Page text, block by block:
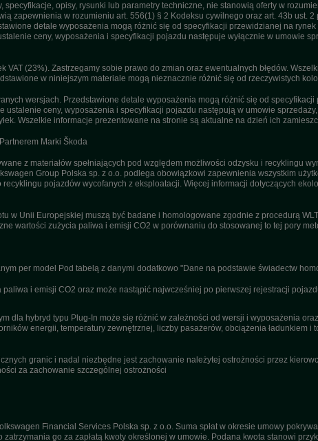
opisy, rysunki lub parametry techniczne, nie stanowią oferty w
zapewnienia w rozumieniu art. 556(1) § 2 Kodeksu cywilnego oraz art. 43b ust.
detale wyposażenia mogą różnić się od specyfikacji przewidzianej na
ceny, wyposażenia i specyfikacji pojazdu następuje wyłącznie w umowie
(23%). Zastrzegamy sobie prawo do zmian oraz ewentualnych błędów.
w niniejszym materiale mogą nieznacznie różnić się od rzeczywistych
wersjach. Przedstawione detale wyposażenia mogą różnić się od
ustalenie ceny, wyposażenia i specyfikacji pojazdu następują w umowie
Wszelkie informacje prezentowane na stronie są aktualne na dzień ich
Marki Škoda
z materiałów spełniających pod względem możliwości odzysku i recyklingu
Group Polska sp. z o.o. podlega obowiązkowi zapewnienia wszystkim
pojazdów wycofanych z eksploatacji. Więcej informacji dotyczących
w Unii Europejskiej muszą być badane i homologowane zgodnie z procedurą
wartości zużycia paliwa i emisji CO2 w porównaniu do stosowanej to tej pory
per model Pod tabelą z danymi dodatkowo "Dane na podstawie świadectw
i emisji CO2 oraz może nastąpić najwcześniej po pierwszej rejestracji
dla hybryd typu Plug-In może się różnić w zależności od wersji i wyposażenia
energii, temperatury zewnętrznej, liczby pasażerów, obciążenia ładunkiem
granic i nadal niezbędne jest zachowanie należytej ostrożności przez
za zachowanie szczególnej ostrożności
Financial Services Polska sp. z o.o. Suma spłat w okresie umowy
go za zapłatą kwoty określonej w umowie. Podana kwota stanowi